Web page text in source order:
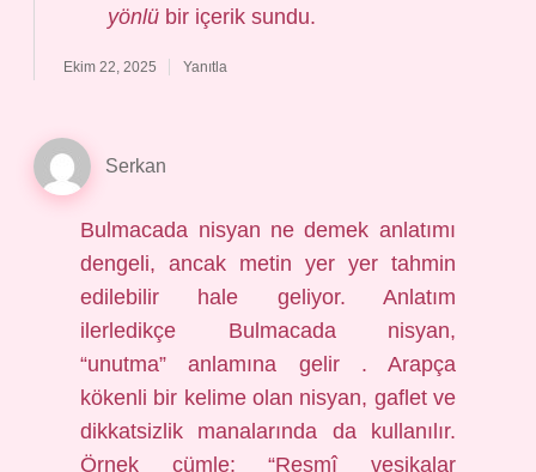
yönlübir içerik sundu.
Ekim 22, 2025 Yanıtla
Serkan
Bulmacada nisyan ne demek anlatımı
dengeli, ancak metin yer yer tahmin
edilebilir hale geliyor. Anlatım
ilerledikçe Bulmacada nisyan,
“unutma” anlamına gelir . Arapça
kökenli bir kelime olan nisyan, gaflet ve
dikkatsizlik manalarında da kullanılır.
Örnek cümle: “Resmî vesikalar